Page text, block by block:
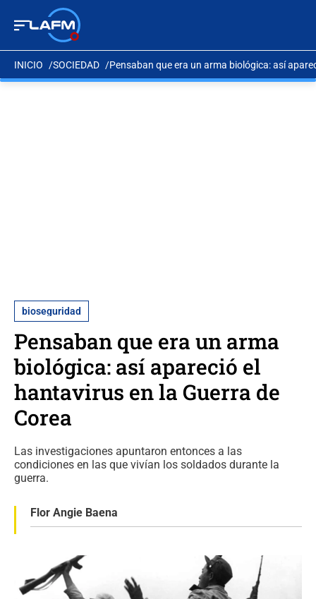
INICIO SOCIEDAD Pensaban que era un arma biológica: así
bioseguridad
Pensaban que era un arma
biológica: así apareció el
hantavirus en la Guerra de
Corea
Las investigaciones apuntaron entonces a las
condiciones en las que vivían los soldados durante la
guerra.
Flor Angie Baena